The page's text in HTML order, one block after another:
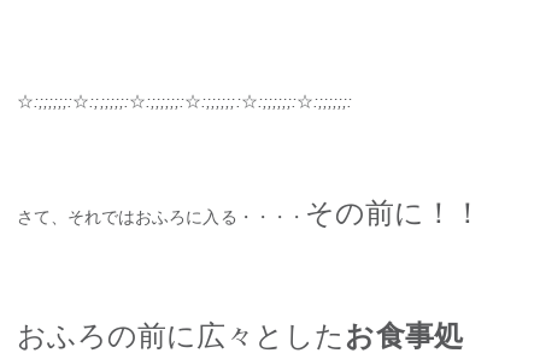
☆:;;;;;;:☆:;;;;;;:☆:;;;;;;:☆:;;;;;;:☆:;;;;;;:☆:;;;;;;:
さて、それではおふろに入る・・・・ その前に！！
おふろの前に広々とした お食事処